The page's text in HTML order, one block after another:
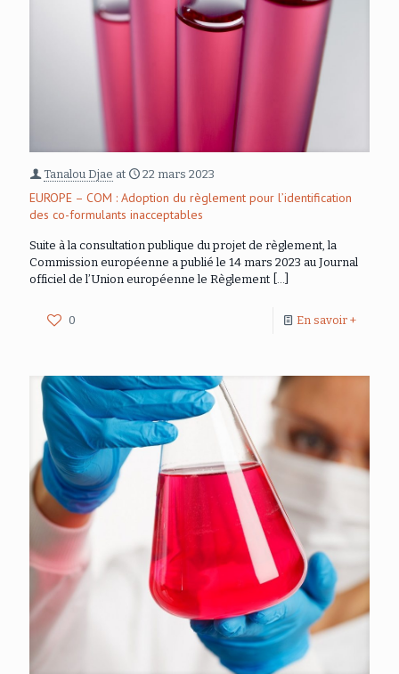
Tanalou Djae at 22 mars 2023
EUROPE – COM : Adoption du règlement pour l’identification
des co-formulants inacceptables
Suite à la consultation publique du projet de règlement, la
Commission européenne a publié le 14 mars 2023 au Journal
officiel de l’Union européenne le Règlement […]
0 En savoir +